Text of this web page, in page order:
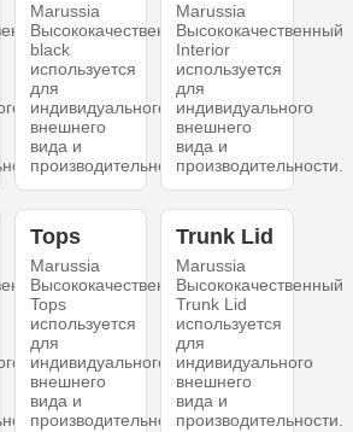
Marussia
Высококачественный
black
используется
для
индивидуального
внешнего
вида и
производительности.
Marussia
Высококачественный
Interior
используется
для
индивидуального
внешнего
вида и
производительности.
Tops
Marussia
Высококачественный
Tops
используется
для
индивидуального
внешнего
вида и
производительности.
Trunk Lid
Marussia
Высококачественный
Trunk Lid
используется
для
индивидуального
внешнего
вида и
производительности.